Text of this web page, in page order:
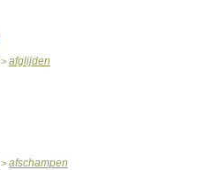
> afglijden
> afschampen